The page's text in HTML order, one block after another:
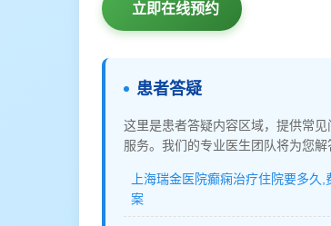
立即在线预约
患者答疑
这里是患者答疑内容区域，提供常
服务。我们的专业医生团队将为您解
上海瑞金医院癫痫治疗住院要多久
案